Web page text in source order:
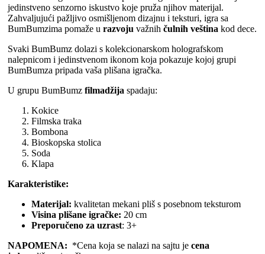
jedinstveno senzorno iskustvo koje pruža njihov materijal.
Zahvaljujući pažljivo osmišljenom dizajnu i teksturi, igra sa
BumBumzima pomaže u razvoju važnih čulnih veština kod dece.
Svaki BumBumz dolazi s kolekcionarskom holografskom
nalepnicom i jedinstvenom ikonom koja pokazuje kojoj grupi
BumBumza pripada vaša plišana igračka.
U grupu BumBumz filmadžija spadaju:
Kokice
Filmska traka
Bombona
Bioskopska stolica
Soda
Klapa
Karakteristike:
Materijal: kvalitetan mekani pliš s posebnom teksturom
Visina plišane igračke: 20 cm
Preporučeno za uzrast: 3+
NAPOMENA: *Cena koja se nalazi na sajtu je cena